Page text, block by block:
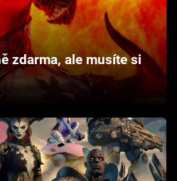
zdarma, ale musíte si